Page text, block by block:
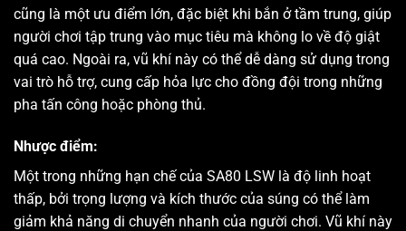
cũng là một ưu điểm lớn, đặc biệt khi bắn ở tầm trung, giúp
người chơi tập trung vào mục tiêu mà không lo về độ giật
quá cao. Ngoài ra, vũ khí này có thể dễ dàng sử dụng trong
vai trò hỗ trợ, cung cấp hỏa lực cho đồng đội trong những
pha tấn công hoặc phòng thủ.
Nhược điểm:
Một trong những hạn chế của SA80 LSW là độ linh hoạt
thấp, bởi trọng lượng và kích thước của súng có thể làm
giảm khả năng di chuyển nhanh của người chơi. Vũ khí này